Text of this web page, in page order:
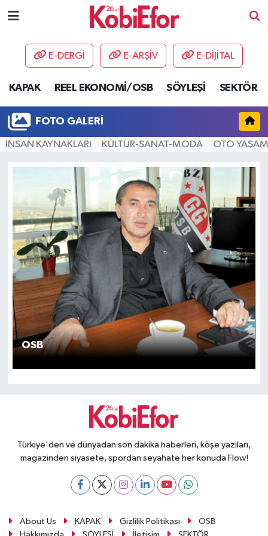
E-DERGİ E-ARŞİV E-DİJİTAL
KAPAK REEL EKONOMİ/OSB SÖYLEŞİ SEKTÖR
FOTO GALERI
İNSAN KAYNAKLARI KÜLTÜR-SANAT-MODA OTO YAŞAM
OSB
Türkiye'den ve dünyadan son dakika haberleri, köşe yazıları,
magazinden siyasete, spordan seyahate her konuda Flow!
About Us KAPAK Gizlilik Politikası
OSB
AKADEMİ
DESTEK-TEŞVİK
ETKİNLİK
GÜNCEL
HABERLER
KAPAK
OSB
SEKTÖR
ŞİRKET PANO
SÖYLEŞİ